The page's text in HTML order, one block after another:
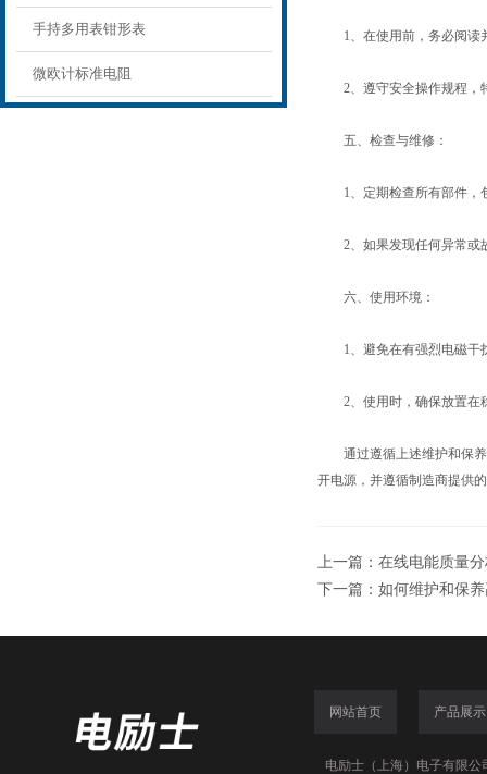
手持多用表钳形表
微欧计标准电阻
1、在使用前，务必阅读
2、遵守安全操作规程，
五、检查与维修：
1、定期检查所有部件，
2、如果发现任何异常或
六、使用环境：
1、避免在有强烈电磁干
2、使用时，确保放置在
通过遵循上述维护和保养
开电源，并遵循制造商提供
上一篇： 在线电能质量
下一篇： 如何维护和保
网站首页 产品展示
电励士（上海）电子有限公